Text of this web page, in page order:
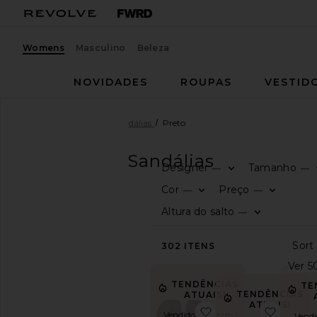
Womens Masculino Beleza
NOVIDADES
ROUPAS
Sandálias Preto
Sandálias
Designer—
Tamanho —
Cor —
Preço —
Altura do salto —
302 ITENS
TENDÊNCIAS
ATUAIS!
Vendido 20 vezesfavoritoSquare Toe
TENDÊNCIAS
ATUAIS!